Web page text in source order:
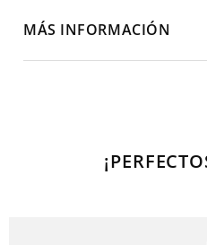
MÁS INFORMACIÓN